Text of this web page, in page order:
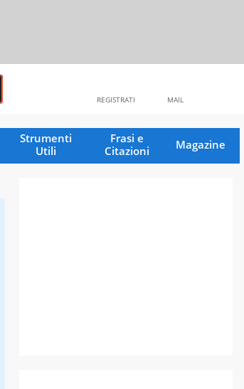
MAIL
REGISTRATI
Strumenti
Utili
Frasi e
Citazioni
Magazine